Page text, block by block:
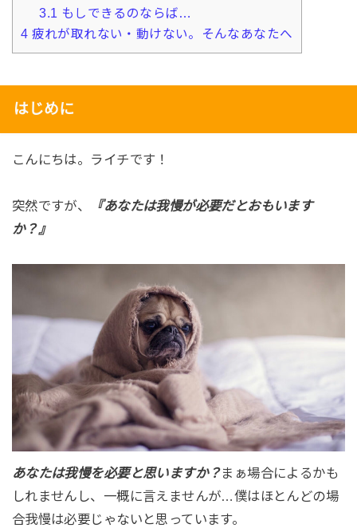
3.1 もしできるのならば…
4 疲れが取れない・動けない。そんなあなたへ
はじめに
こんにちは。ライチです！
突然ですが、
『あなたは我慢が必要だとおもいます
か？』
あなたは我慢を必要と思いますか？まぁ場合によるかも
しれませんし、一概に言えませんが…僕はほとんどの場
合我慢は必要じゃないと思っています。